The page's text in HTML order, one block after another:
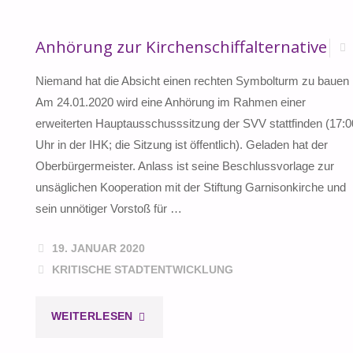
Anhörung zur Kirchenschiffalternative
Niemand hat die Absicht einen rechten Symbolturm zu bauen
Am 24.01.2020 wird eine Anhörung im Rahmen einer
erweiterten Hauptausschusssitzung der SVV stattfinden
Uhr in der IHK; die Sitzung ist öffentlich). Geladen hat der
Oberbürgermeister. Anlass ist seine Beschlussvorlage zur
unsäglichen Kooperation mit der Stiftung Garnisonkirche und
sein unnötiger Vorstoß für …
19. JANUAR 2020
KRITISCHE STADTENTWICKLUNG
WEITERLESEN"ANHÖRUNG